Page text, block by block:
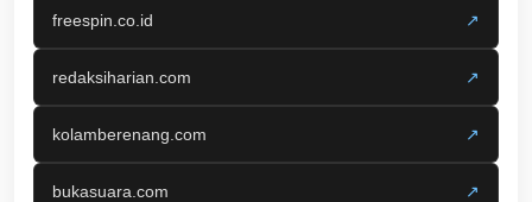
freespin.co.id ↗
redaksiharian.com ↗
kolamberenang.com ↗
bukasuara.com ↗